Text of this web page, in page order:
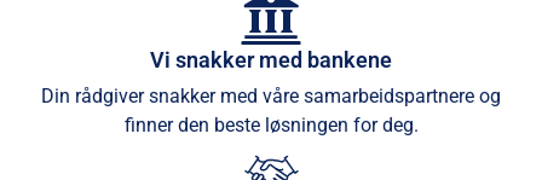
Vi snakker med bankene
Din rådgiver snakker med våre samarbeidspartnere og
finner den beste løsningen for deg.